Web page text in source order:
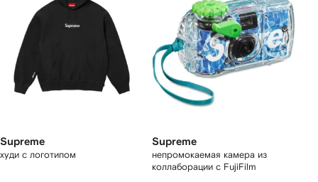
Supreme
худи с логотипом
Supreme
непромокаемая камера из
коллаборации с FujiFilm